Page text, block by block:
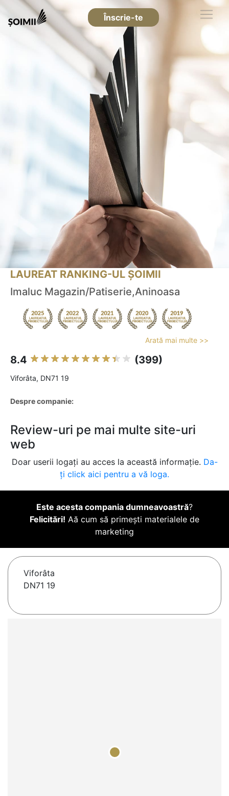
Înscrie-te
LAUREAT RANKING-UL ȘOIMII
Imaluc Magazin/Patiserie,Aninoasa
Arată mai multe >>
8.4 (399)
Viforâta, DN71 19
Despre companie:
Review-uri pe mai multe site-uri
web
Doar userii logați au acces la această informație. Da-
ți click aici pentru a vă loga.
Este acesta compania dumneavoastră?
Felicitări! Aă cum să primești materialele de
marketing
Viforâta
DN71 19